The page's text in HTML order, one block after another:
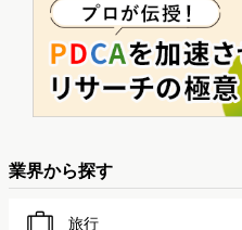
業界から探す
旅行